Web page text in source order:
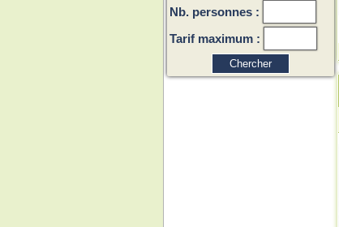
Nb. personnes :
Tarif maximum :